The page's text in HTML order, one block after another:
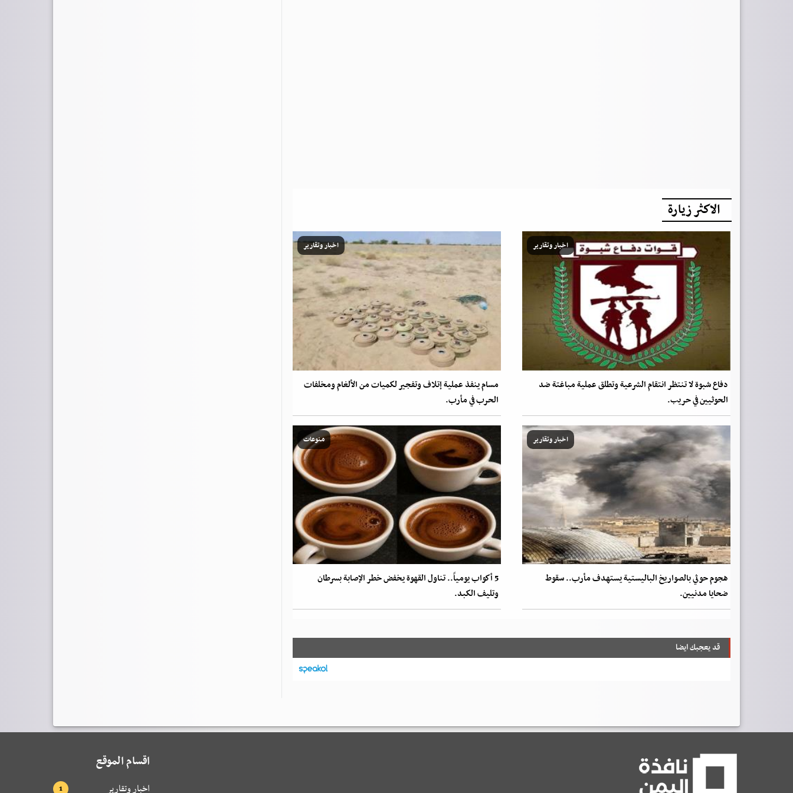
الاكثر زيارة
اخبار وتقارير
دفاع شبوة لا تنتظر انتقام الشرعية وتطلق عملية مباغتة ضد
الحوثيين في حريب.
اخبار وتقارير
مسام ينفذ عملية إتلاف وتفجير لكميات من الألغام ومخلفات
الحرب في مأرب.
اخبار وتقارير
هجوم حوثي بالصواريخ الباليستية يستهدف مأرب.. سقوط
ضحايا مدنيين.
منوعات
5 أكواب يومياً.. تناول القهوة يخفض خطر الإصابة بسرطان
وتليف الكبد.
قد يعجبك ايضا
اقسام الموقع
اخبار وتقارير